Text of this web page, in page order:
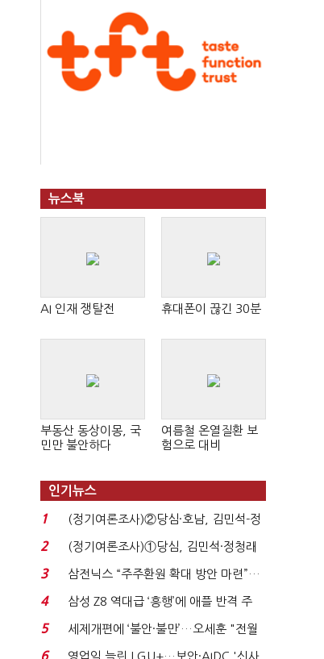
뉴스북
AI 인재 쟁탈전 휴대폰이 끊긴 30분
부동산 동상이몽, 국
민만 불안하다
여름철 온열질환 보
험으로 대비
인기뉴스
1
(정기여론조사)②당심·호남, 김민석-정
청래 '초접전'...
2
(정기여론조사)①당심, 김민석·정청래
'초접전'…대통령 ...
3
삼전닉스 “주주환원 확대 방안 마련”…
로이터에 성명...
4
삼성 Z8 역대급 ‘흥행’에 애플 반격 주
목…9월 ‘폴...
5
세제개편에 ‘불안·불만’…오세훈 "전월
세 구하기 더 ...
6 영업익 늘린 LGU+…보안·AIDC '신사